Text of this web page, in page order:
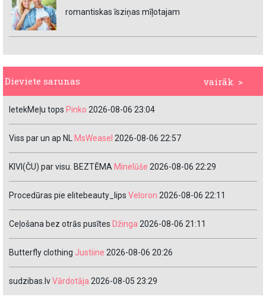
romantiskas īsziņas mīļotajam
vairāk >
Dieviete sarunas
IetekMeļu tops Pinko 2026-08-06 23:04
Viss par un ap NL MsWeasel 2026-08-06 22:57
KIVI(ČU) par visu. BEZTĒMA Minelūše 2026-08-06 22:29
Procedūras pie elitebeauty_lips Veloron 2026-08-06 22:11
Ceļošana bez otrās pusītes Džinga 2026-08-06 21:11
Butterfly clothing Justiine 2026-08-06 20:26
sudzibas.lvVārdotāja 2026-08-05 23:29